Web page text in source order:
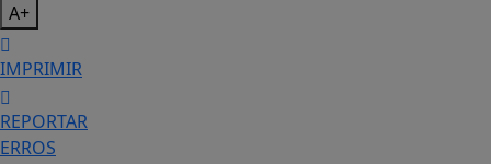
A+
IMPRIMIR
REPORTAR
ERROS